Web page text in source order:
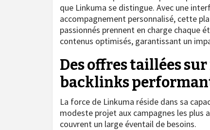
que Linkuma se distingue. Avec une
accompagnement personnalisé, cette
passionnés prennent en charge chaque
contenus optimisés, garantissant un
Des offres taillées
backlinks
La force de Linkuma réside dans sa
modeste projet aux campagnes les plus
couvrent un large éventail de besoins.